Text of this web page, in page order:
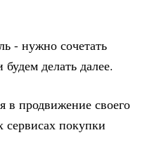
- нужно сочетать
делать далее.
в продвижение своего
сервисах покупки